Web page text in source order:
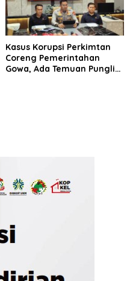
Kasus Korupsi Perkimtan
Coreng Pemerintahan
Gowa, Ada Temuan Pungli